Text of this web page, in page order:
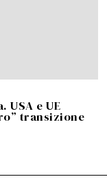
e UE
transizione